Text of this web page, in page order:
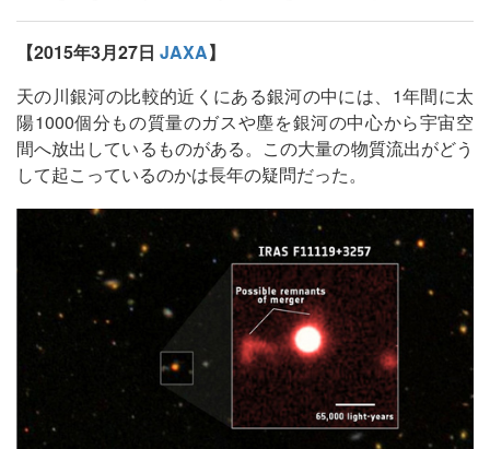
【2015年3月27日 JAXA】
天の川銀河の比較的近くにある銀河の中には、1年間に太
陽1000個分もの質量のガスや塵を銀河の中心から宇宙空
間へ放出しているものがある。この大量の物質流出がどう
して起こっているのかは長年の疑問だった。